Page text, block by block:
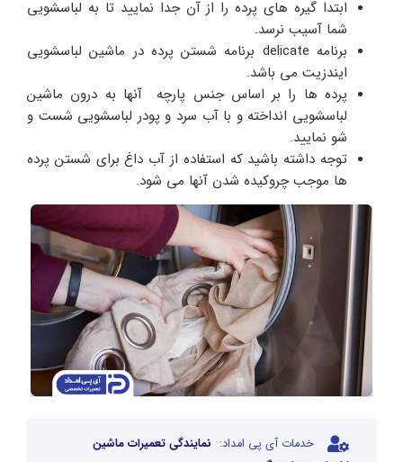
ابتدا گیره های پرده را از آن جدا نمایید تا به لباسشویی
شما آسیب نرسد.
برنامه‌ delicate برنامه شستن پرده در ماشین لباسشویی‌
ایندزیت می باشد.
پرده ها را بر اساس جنس پارچه آنها به درون ماشین
لباسشویی انداخته و با آب سرد و پودر لباسشویی شست و
شو نمایید.
توجه داشته باشید که استفاده از آب داغ برای شستن پرده
ها موجب چروکیده شدن آنها می شود.
خدمات آی پی امداد: نمایندگی تعمیرات ماشین